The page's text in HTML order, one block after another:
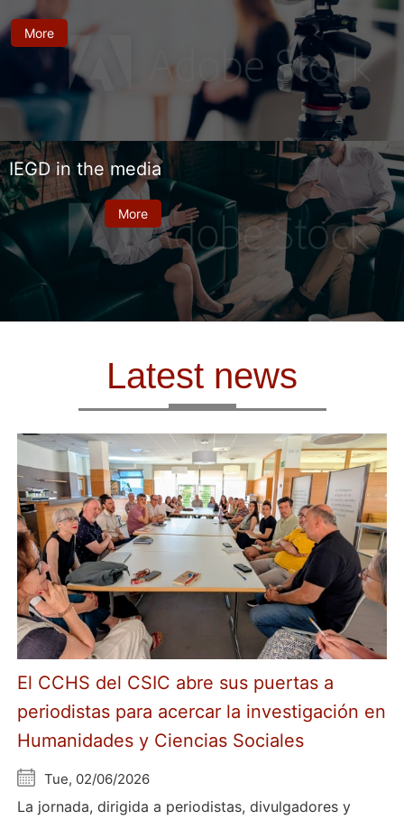
More
IEGD in the media
More
Latest news
El CCHS del CSIC abre sus puertas a
periodistas para acercar la investigación en
Humanidades y Ciencias Sociales
Tue, 02/06/2026
La jornada, dirigida a periodistas, divulgadores y